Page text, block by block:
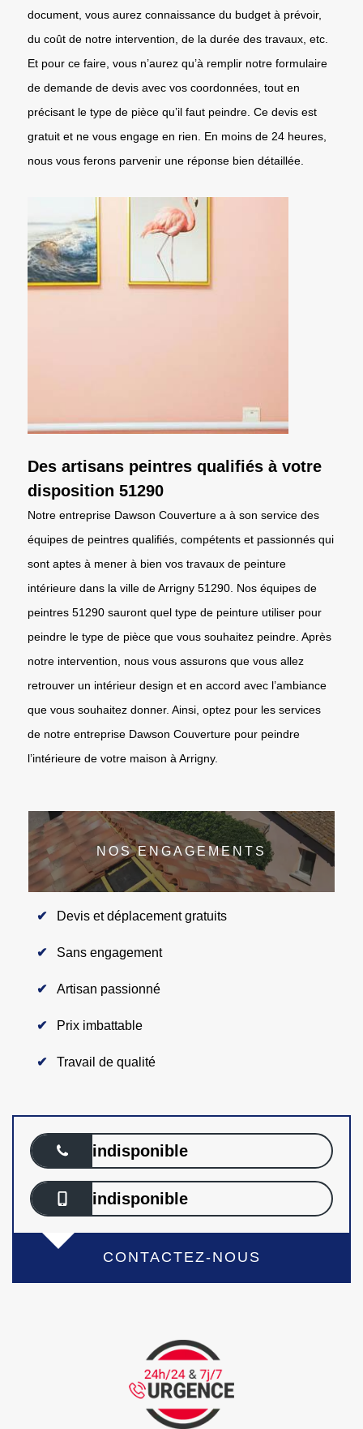
document, vous aurez connaissance du budget à prévoir,
du coût de notre intervention, de la durée des travaux, etc.
Et pour ce faire, vous n’aurez qu’à remplir notre formulaire
de demande de devis avec vos coordonnées, tout en
précisant le type de pièce qu’il faut peindre. Ce devis est
gratuit et ne vous engage en rien. En moins de 24 heures,
nous vous ferons parvenir une réponse bien détaillée.
Des artisans peintres qualifiés à votre
disposition 51290
Notre entreprise Dawson Couverture a à son service des
équipes de peintres qualifiés, compétents et passionnés qui
sont aptes à mener à bien vos travaux de peinture
intérieure dans la ville de Arrigny 51290. Nos équipes de
peintres 51290 sauront quel type de peinture utiliser pour
peindre le type de pièce que vous souhaitez peindre. Après
notre intervention, nous vous assurons que vous allez
retrouver un intérieur design et en accord avec l’ambiance
que vous souhaitez donner. Ainsi, optez pour les services
de notre entreprise Dawson Couverture pour peindre
l’intérieure de votre maison à Arrigny.
NOS ENGAGEMENTS
Devis et déplacement gratuits
Sans engagement
Artisan passionné
Prix imbattable
Travail de qualité
indisponible
indisponible
CONTACTEZ-NOUS